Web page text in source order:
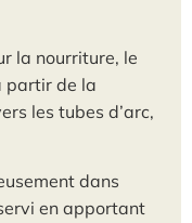
la nourriture, le
partir de la
les tubes d’arc,
dans
en apportant